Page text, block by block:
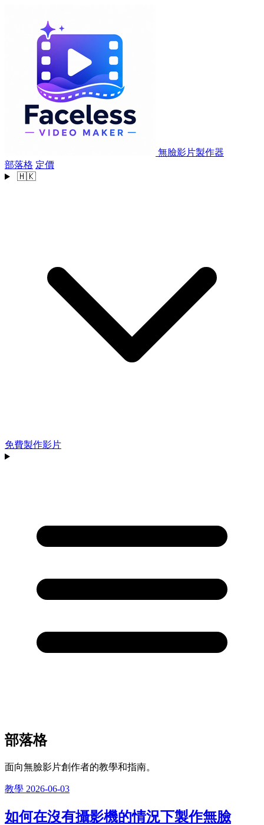
無臉影片製作器
部落格 定價
🇭🇰
免費製作影片
部落格
面向無臉影片創作者的教學和指南。
教學 2026-06-03
如何在沒有攝影機的情況下製作無臉